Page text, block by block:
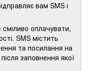
вам SMS і
оплачувати,
SMS містить
та посилання на
заповнення якої